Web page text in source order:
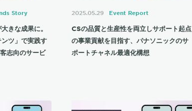
Story
きな成果に。
ツ」で実践す
志向のサービ
2025.05.29 Event Report
CSの品質と生産性を両立しサポート起点
の事業貢献を目指す、パナソニックのサ
ポートチャネル最適化構想